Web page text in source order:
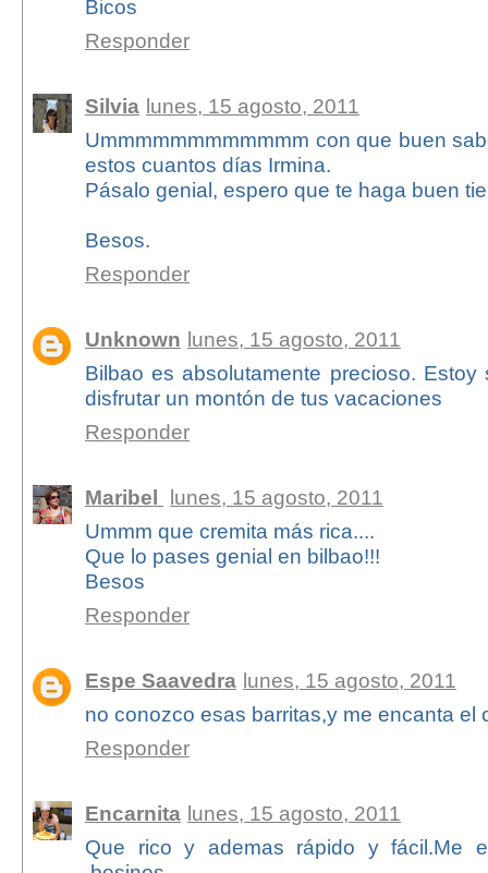
Bicos
Responder
Silvia lunes, 15 agosto, 2011
Ummmmmmmmmmmm con que buen
estos cuantos días Irmina.
Pásalo genial, espero que te haga buen
Besos.
Responder
Unknown lunes, 15 agosto, 2011
Bilbao es absolutamente precioso.
disfrutar un montón de tus vacaciones
Responder
Maribel lunes, 15 agosto, 2011
Ummm que cremita más rica....
Que lo pases genial en bilbao!!!
Besos
Responder
Espe Saavedra lunes, 15 agosto, 2011
no conozco esas barritas,y me encanta el
Responder
Encarnita lunes, 15 agosto, 2011
Que rico y ademas rápido y fácil.Me